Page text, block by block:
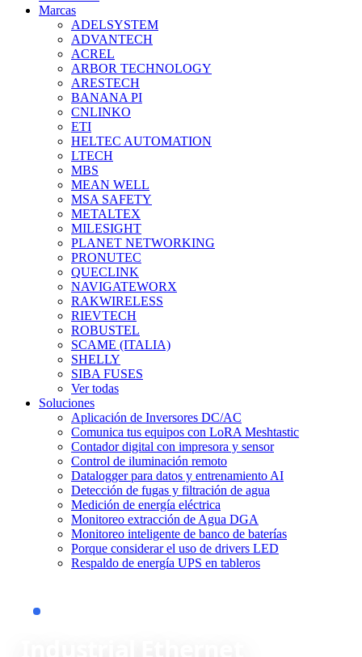
Marcas
ADELSYSTEM
ADVANTECH
ACREL
ARBOR TECHNOLOGY
ARESTECH
BANANA PI
CNLINKO
ETI
HELTEC AUTOMATION
LTECH
MBS
MEAN WELL
MSA SAFETY
METALTEX
MILESIGHT
PLANET NETWORKING
PRONUTEC
QUECLINK
NAVIGATEWORX
RAKWIRELESS
RIEVTECH
ROBUSTEL
SCAME (ITALIA)
SHELLY
SIBA FUSES
Ver todas
Soluciones
Aplicación de Inversores DC/AC
Comunica tus equipos con LoRA Meshtastic
Contador digital con impresora y sensor
Control de iluminación remoto
Datalogger para datos y entrenamiento AI
Detección de fugas y filtración de agua
Medición de energía eléctrica
Monitoreo extracción de Agua DGA
Monitoreo inteligente de banco de baterías
Porque considerar el uso de drivers LED
Respaldo de energía UPS en tableros